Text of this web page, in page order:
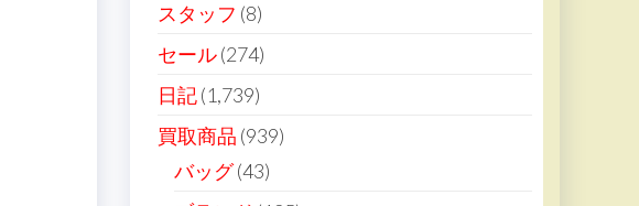
スタッフ (8)
セール(274)
日記(1,739)
買取商品 (939)
バッグ(43)